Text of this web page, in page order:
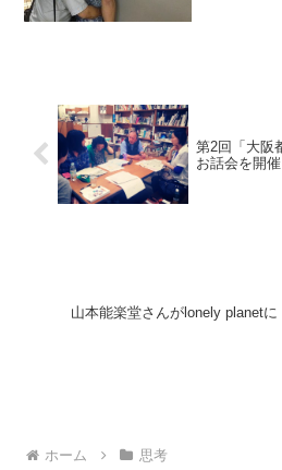
第2回「大阪
お話会を開
山本能楽堂さんがlonely planetに
ホーム 思考